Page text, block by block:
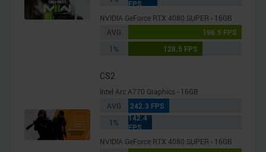
FPS
NVIDIA GeForce RTX 4080 SUPER - 16GB
AVG
196.5 FPS
1%
128.5 FPS
CS2
Intel Arc A770 Graphics - 16GB
AVG
242.3 FPS
1%
142.4
FPS
NVIDIA GeForce RTX 4080 SUPER - 16GB